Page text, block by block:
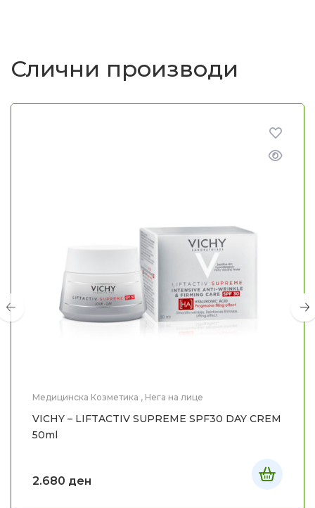
Слични производи
Медицинска Козметика , Нега на лице
VICHY – LIFTACTIV SUPREME SPF30 DAY CREM
50ml
2.680 ден